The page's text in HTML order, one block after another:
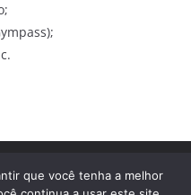
que você tenha a melhor